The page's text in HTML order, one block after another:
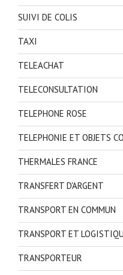
SUIVI DE COLIS
TAXI
TELEACHAT
TELECONSULTATION
TELEPHONE ROSE
TELEPHONIE ET OBJETS
THERMALES FRANCE
TRANSFERT D'ARGENT
TRANSPORT EN COMMUN
TRANSPORT ET
TRANSPORTEUR